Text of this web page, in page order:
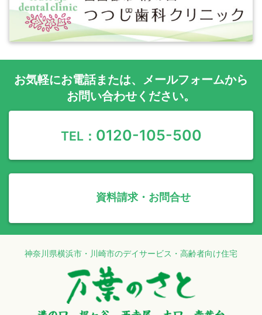
お気軽にお電話または、 メールフォームから
お問い合わせください。
TEL： 0120-105-500
資料請求・お問合せ
神奈川県横浜市・川崎市のデイサービス・高齢者向け住宅